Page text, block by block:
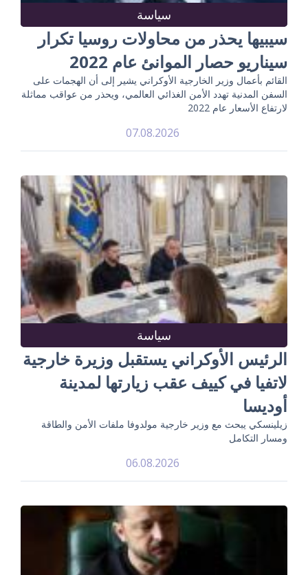
سياسة
سيبيها يحذر من محاولات روسيا تكرار
سيناريو حصار الموانئ عام 2022
القائم بأعمال وزير الخارجية الأوكراني يشير إلى أن الهجمات على
السفن المدنية تهدد الأمن الغذائي العالمي، ويحذر من عواقب مماثلة
لارتفاع الأسعار عام 2022
07.08.2026
سياسة
الرئيس الأوكراني يستقبل وزيرة خارجية
لاتفيا في كييف عقب زيارتها لمدينة
أوديسا
زيلينسكي يبحث مع وزير خارجية مولدوفا ملفات الأمن والطاقة
ومسار التكامل
06.08.2026